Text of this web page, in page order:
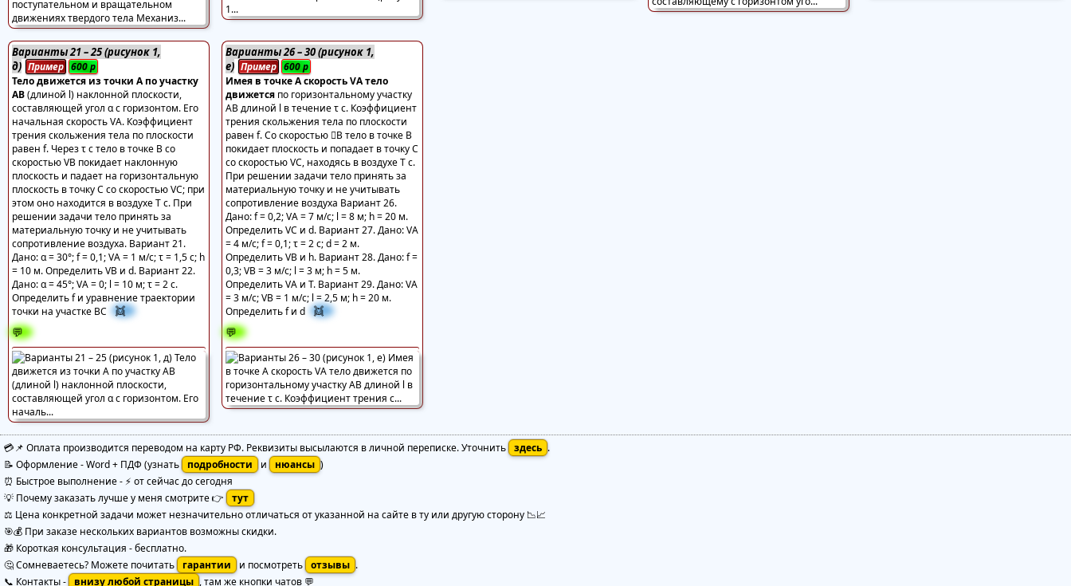
Варианты 21 – 25 (рисунок 1,
д) Пример 600р
Тело движется из точки А по участку
АВ(длиной l) наклонной плоскости,
составляющей угол α с горизонтом. Его
начальная скорость VА. Коэффициент
трения скольжения тела по плоскости
равен f. Через τ с тело в точке В со
скоростью VВ покидает наклонную
плоскость и падает на горизонтальную
плоскость в точку С со скоростью VС; при
этом оно находится в воздухе Т с. При
решении задачи тело принять за
материальную точку и не учитывать
сопротивление воздуха. Вариант 21.
Дано: α = 30°; f = 0,1; VА = 1 м/с; τ = 1,5 с; h
= 10 м. Определить VВ и d. Вариант 22.
Дано: α = 45°; VА = 0; l = 10 м; τ = 2 с.
Определить f и уравнение траектории
точки на участке ВС
👯
💬
Варианты 26 – 30 (рисунок 1,
е) Пример 600р
Имея в точке А скорость VА тело
движется по горизонтальному участку
АВ длиной l в течение τ с. Коэффициент
трения скольжения тела по плоскости
равен f. Со скоростью В тело в точке В
покидает плоскость и попадает в точку С
со скоростью VС, находясь в воздухе Т с.
При решении задачи тело принять за
материальную точку и не учитывать
сопротивление воздуха Вариант 26.
Дано: f = 0,2; VА = 7 м/с; l = 8 м; h = 20 м.
Определить VС и d. Вариант 27. Дано: VА
= 4 м/с; f = 0,1; τ = 2 с; d = 2 м.
Определить VВ и h. Вариант 28. Дано: f =
0,3; VВ = 3 м/с; l = 3 м; h = 5 м.
Определить VА и T. Вариант 29. Дано: VА
= 3 м/с; VВ = 1 м/с; l = 2,5 м; h = 20 м.
Определить f и d 👯
💬
💳📌 Оплата производится переводом на карту РФ. Реквизиты высылаются в личной переписке. Уточнить здесь .
📝 Оформление-Word + ПДФ (узнать подробности и нюансы )
⏰ Быстрое выполнение- ⚡ от сейчас до сегодня
💡 Почему заказать лучше у меня смотрите 👉
тут
⚖️ Цена конкретной задачи может незначительно отличаться от указанной на сайте в ту или другую сторону 📉📈
🎯💰 При заказе нескольких вариантов возможны скидки.
🎁 Короткая консультация - бесплатно.
🤔 Сомневаетесь? Можете почитать
гарантии и посмотреть отзывы .
📞 Контакты -
внизу любой страницы , там же кнопки чатов 💬